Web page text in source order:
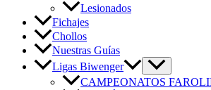
Lesionados
Fichajes
Chollos
Nuestras Guías
Ligas Biwenger
CAMPEONATOS